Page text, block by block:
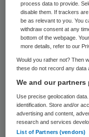
Eric Rikkert is
directeur van
2015 vormt
directeur zorg,
process data to provide.
disable them. If trackers
be as relevant to you. You
withdraw consent at any
bottom of the webpage.
more details, refer to our
Would you rather not? Then
these do not record any data
We and our
Use precise geolocation
identification. Store and/or
advertising and content,
research and services
List of Partners (vendors)